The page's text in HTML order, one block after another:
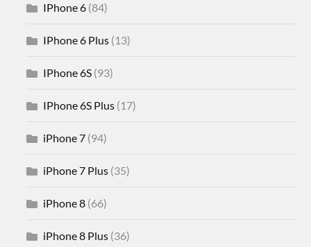
IPhone 6 (84)
IPhone 6 Plus (13)
IPhone 6S (93)
IPhone 6S Plus (17)
iPhone 7 (94)
iPhone 7 Plus (35)
iPhone 8 (66)
iPhone 8 Plus (36)